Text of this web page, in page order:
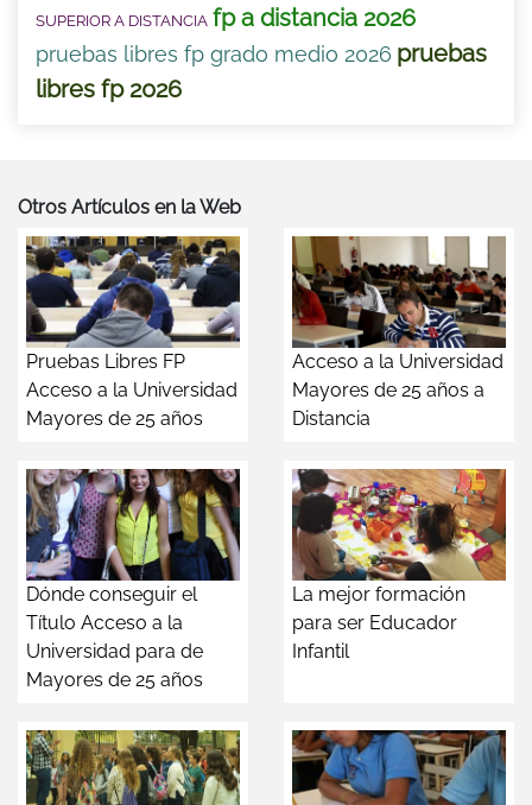
SUPERIOR A DISTANCIA fp a distancia 2026
pruebas libres fp grado medio 2026 pruebas
libres fp 2026
Otros Artículos en la Web
Pruebas Libres FP
Acceso a la Universidad
Mayores de 25 años
Acceso a la Universidad
Mayores de 25 años a
Distancia
Dónde conseguir el
Título Acceso a la
Universidad para de
Mayores de 25 años
La mejor formación
para ser Educador
Infantil